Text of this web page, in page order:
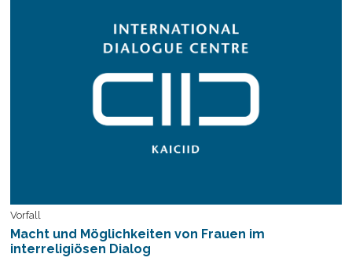
Vorfall
Macht und Möglichkeiten von Frauen im
interreligiösen Dialog